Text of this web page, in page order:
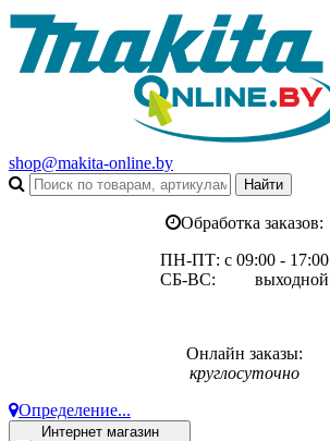
shop@makita-online.by
Обработка заказов:
ПН-ПТ: с 09:00 - 17:00
СБ-ВС: выходной
Онлайн заказы:
круглосуточно
Определение...
Интернет магазин